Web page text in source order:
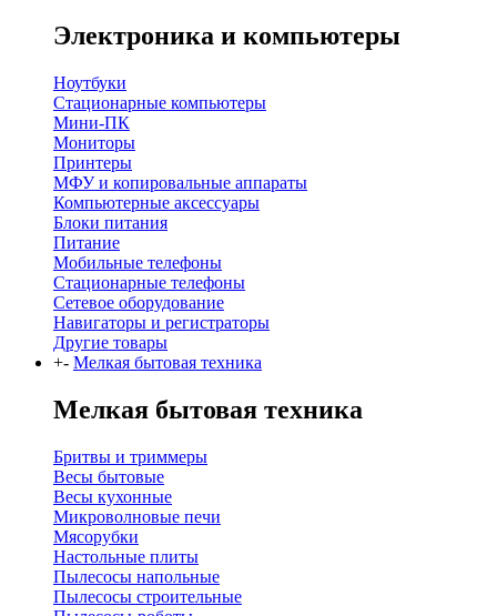
Электроника и компьютеры
Ноутбуки
Стационарные компьютеры
Мини-ПК
Мониторы
Принтеры
МФУ и копировальные аппараты
Компьютерные аксессуары
Блоки питания
Питание
Мобильные телефоны
Стационарные телефоны
Сетевое оборудование
Навигаторы и регистраторы
Другие товары
+- Мелкая бытовая техника
Мелкая бытовая техника
Бритвы и триммеры
Весы бытовые
Весы кухонные
Микроволновые печи
Мясорубки
Настольные плиты
Пылесосы напольные
Пылесосы строительные